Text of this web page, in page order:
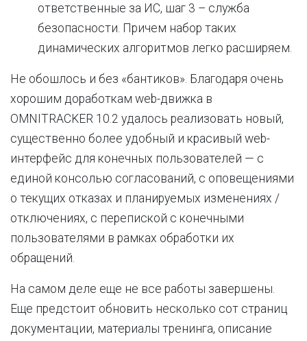
ответственные за ИС, шаг 3 – служба
безопасности. Причем набор таких
динамических алгоритмов легко расширяем.
Не обошлось и без «бантиков». Благодаря очень
хорошим доработкам web-движка в
OMNITRACKER 10.2 удалось реализовать новый,
существенно более удобный и красивый web-
интерфейс для конечных пользователей — с
единой консолью согласований, с оповещениями
о текущих отказах и планируемых изменениях /
отключениях, с перепиской с конечными
пользователями в рамках обработки их
обращений.
На самом деле еще не все работы завершены.
Еще предстоит обновить несколько сот страниц
документации, материалы тренинга, описание